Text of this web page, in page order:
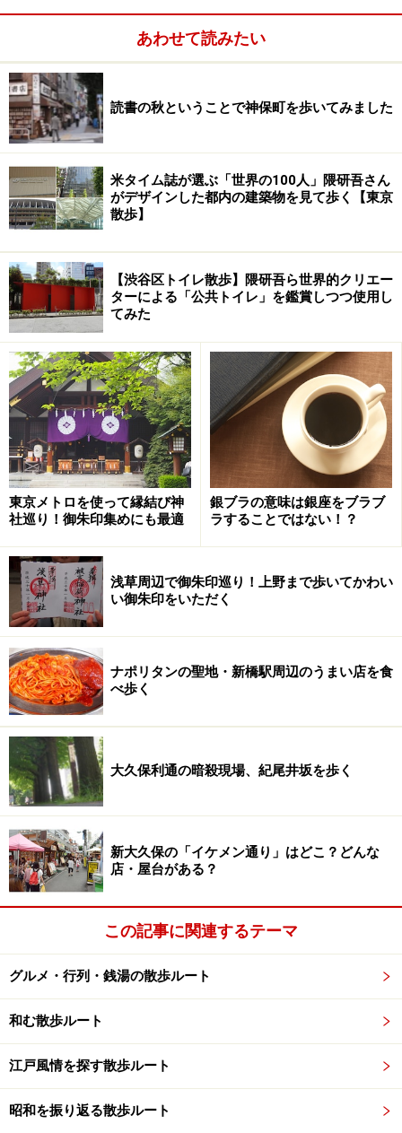
※記事内容は執筆時点のものです。最新の内容をご確認くださ
い。
あわせて読みたい
読書の秋ということで神保町を歩いてみました
米タイム誌が選ぶ「世界の100人」隈研吾さん
がデザインした都内の建築物を見て歩く【東京
散歩】
【渋谷区トイレ散歩】隈研吾ら世界的クリエー
ターによる「公共トイレ」を鑑賞しつつ使用し
てみた
東京メトロを使って縁結び神
社巡り！御朱印集めにも最適
銀ブラの意味は銀座をブラブ
ラすることではない！？
浅草周辺で御朱印巡り！上野まで歩いてかわい
い御朱印をいただく
ナポリタンの聖地・新橋駅周辺のうまい店を食
べ歩く
大久保利通の暗殺現場、紀尾井坂を歩く
新大久保の「イケメン通り」はどこ？どんな
店・屋台がある？
この記事に関連するテーマ
グルメ・行列・銭湯の散歩ルート
和む散歩ルート
江戸風情を探す散歩ルート
昭和を振り返る散歩ルート